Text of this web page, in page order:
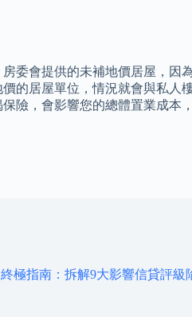
委會提供的未補地價居屋，因
的居屋單位，情況就會與私人
險，會影響您的總體置業成本
極指南：拆解9大影響信貸評級